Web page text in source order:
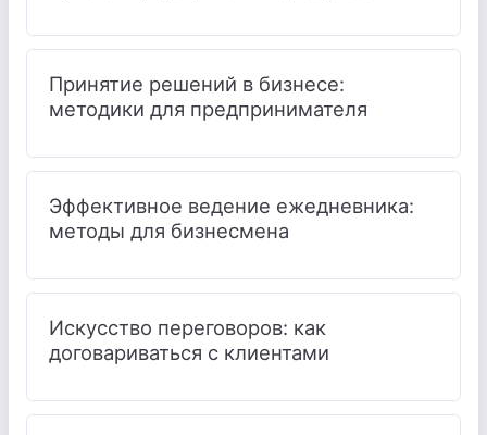
Принятие решений в бизнесе:
методики для предпринимателя
Эффективное ведение ежедневника:
методы для бизнесмена
Искусство переговоров: как
договариваться с клиентами